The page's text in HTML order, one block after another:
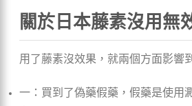
關於日本藤素沒用無
用了藤素沒效果，就兩個方面影響
一：買到了偽藥假藥，假藥是使用